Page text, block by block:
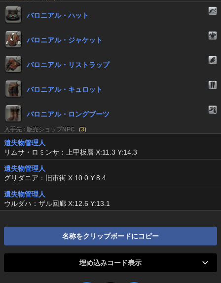
バロニアル・ハット
バロニアル・ジャケット
バロニアル・リストラップ
バロニアル・キュロット
バロニアル・ロングブーツ
入手先 : 販売ショップNPC (3)
遺失物管理人
リムサ・ロミンサ：上甲板層 X:11.3 Y:14.3
遺失物管理人
グリダニア：旧市街 X:10.0 Y:8.4
遺失物管理人
ウルダハ：ザル回廊 X:12.6 Y:13.1
名称をクリップボードにコピー
埋め込みコード表示